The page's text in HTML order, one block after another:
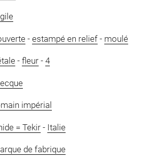
- estampé en relief- moulé
- fleur- 4
impérial
= Tekir- Italie
de fabrique